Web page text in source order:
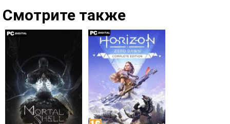
Смотрите также